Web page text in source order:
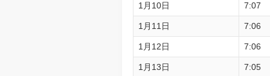
1月10日 7:07
1月11日 7:06
1月12日 7:06
1月13日 7:05